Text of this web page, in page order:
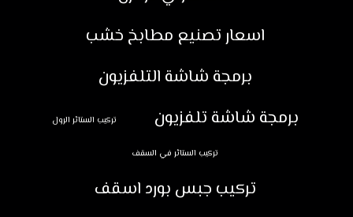
اسعار تصنيع مطابخ خشب
برمجة شاشة التلفزيون
برمجة شاشة تلفزيون
تركيب الستائر الرول
تركيب الستائر في السقف
تركيب جبس بورد اسقف